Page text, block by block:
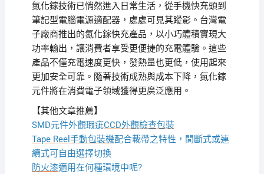
氮化鎵技術已悄然進入日常生活，從手機快充頭到
筆記型電腦電源適配器，處處可見其蹤影。台灣電
子廠商推出的氮化鎵快充產品，以小巧體積實現大
功率輸出，讓消費者享受更便捷的充電體驗。這些
產品不僅充電速度更快，發熱量也更低，使用起來
更加安全可靠。隨著技術成熟與成本下降，氮化鎵
元件將在消費電子領域獲得更廣泛應用。
【其他文章推薦】
SMD元件外觀瑕疵CCD外觀檢查包裝
Tape Reel手動包裝機配合載帶之特性，間斷式或連
續式可自由選擇切換
防火漆適用在何種環境中呢?